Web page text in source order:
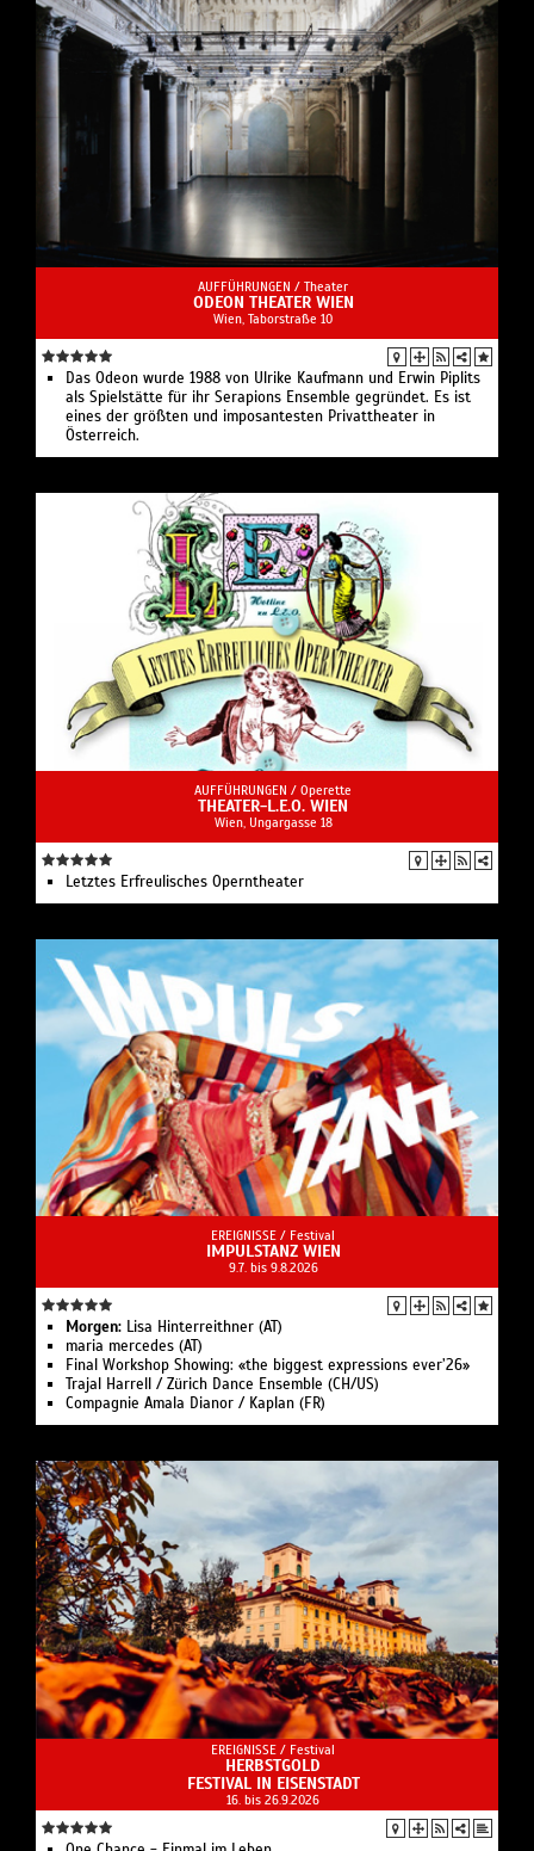
AUFFÜHRUNGEN / Theater
ODEON THEATER WIEN
Wien, Taborstraße 10
Das Odeon wurde 1988 von Ulrike Kaufmann und Erwin Piplits
als Spielstätte für ihr Serapions Ensemble gegründet. Es ist
eines der größten und imposantesten Privattheater in
Österreich.
AUFFÜHRUNGEN / Operette
THEATER-L.E.O. WIEN
Wien, Ungargasse 18
Letztes Erfreulisches Operntheater
EREIGNISSE / Festival
IMPULSTANZ WIEN
9.7. bis 9.8.2026
Morgen: Lisa Hinterreithner (AT)
maria mercedes (AT)
Final Workshop Showing: «the biggest expressions ever’26»
Trajal Harrell / Zürich Dance Ensemble (CH/US)
Compagnie Amala Dianor / Kaplan (FR)
EREIGNISSE / Festival
HERBSTGOLD
FESTIVAL IN EISENSTADT
16. bis 26.9.2026